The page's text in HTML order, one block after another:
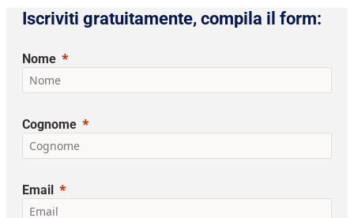
Iscriviti gratuitamente, compila il form:
Nome
Cognome
Email